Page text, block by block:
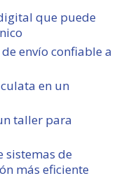
que puede
envío confiable a
en un
taller para
sistemas de
más eficiente